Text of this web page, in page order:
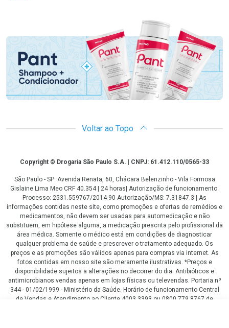
Promoção em Destaque
Voltar ao Topo
CopyrightCopyright © Drogaria São Paulo S.A. | CNPJ: 61.412.110/0565-33
São Paulo - SP: Avenida Renata, 60, Chácara Belenzinho - Vila Formosa
Gislaine Lima Meo CRF 40.354 | 24 horas| Autorização de funcionamento:
Processo: 2531.559767/2014-90 Autorização/MS: 7.31847.3 | As
informações contidas neste site, como promoções e ofertas de remédios e
medicamentos, não devem ser usadas para automedicação e não
substituem, em hipótese alguma, a medicação prescrita pelo profissional da
área médica. Somente o médico está em condições de diagnosticar
qualquer problema de saúde e prescrever o tratamento adequado. Os
preços e as promoções são válidos apenas para compras via internet. As
fotos contidas em nosso site são meramente ilustrativas. *Preços e
disponibilidade sujeitos a alterações no decorrer do dia. Antibióticos e
antimicrobianos vendas apenas em lojas físicas ou televendas. Portaria nº
344 - 01/02/1999 - Ministério da Saúde. Horário de funcionamento Central
de Vendas e Atendimento ao Cliente 4003 3393 ou 0800 779 8767 de